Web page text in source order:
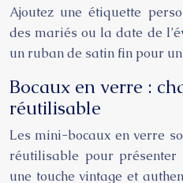
Ajoutez une étiquette
des mariés ou la date de
un ruban de satin fin pour
Bocaux en verre :
réutilisable
Les mini-bocaux en verre
réutilisable pour présenter
une touche vintage et